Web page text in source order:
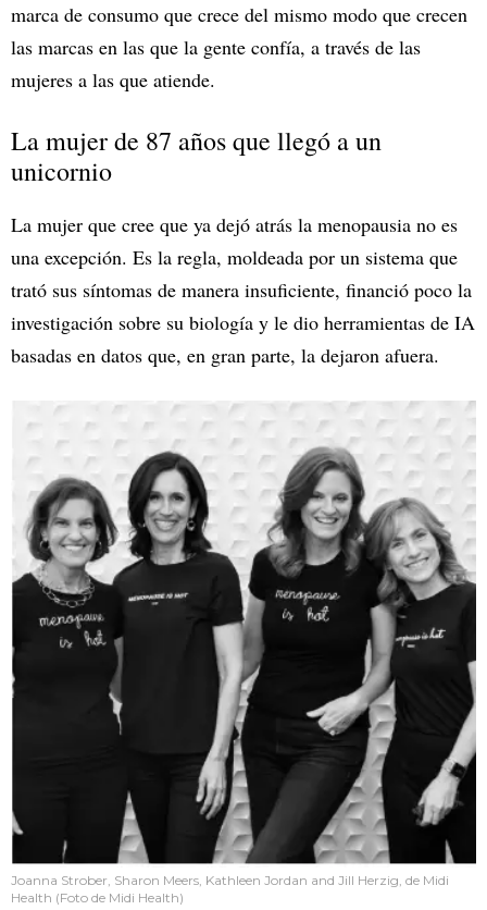
marca de consumo que crece del mismo modo que crecen
las marcas en las que la gente confía, a través de las
mujeres a las que atiende.
La mujer de 87 años que llegó a un
unicornio
La mujer que cree que ya dejó atrás la menopausia no es
una excepción. Es la regla, moldeada por un sistema que
trató sus síntomas de manera insuficiente, financió poco la
investigación sobre su biología y le dio herramientas de IA
basadas en datos que, en gran parte, la dejaron afuera.
Joanna Strober, Sharon Meers, Kathleen Jordan and Jill Herzig, de Midi
Health (Foto de Midi Health)